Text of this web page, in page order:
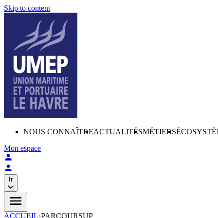
Skip to content
NOUS CONNAÎTREACTUALITÉSMÉTIERS
Mon espace
fr
ACCUEIL›PARCOURSUP